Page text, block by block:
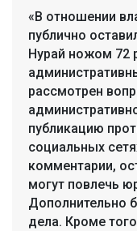
«В отношении
публично
Нурай ножом 72
рассмотрен
публикацию
социальных
комментарии,
могут повлечь
Дополнительно
дела. Кроме